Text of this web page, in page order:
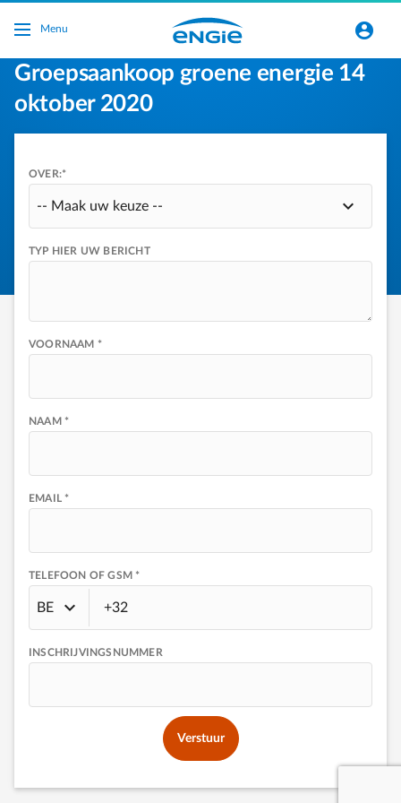
Ga naar de hoofdinhoud
Menu normal-account-circle
Groepsaankoop groene energie 14
oktober 2020
OVER:*
-- Maak uw keuze --
TYP HIER UW BERICHT
VOORNAAM *
NAAM *
EMAIL *
TELEFOON OF GSM *
BE
INSCHRIJVINGSNUMMER
Verstuur